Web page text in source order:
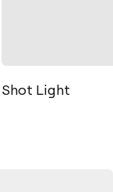
Shot Light